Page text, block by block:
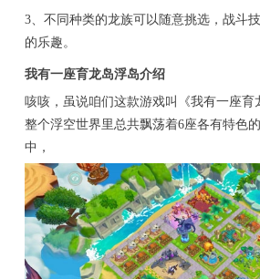
3、不同种类的龙族可以随意挑选，战斗
的乐趣。
我有一座育龙岛浮岛介绍
咳咳，虽说咱们这款游戏叫《我有一座育
整个浮空世界里总共飘荡着6座各有特色
中，